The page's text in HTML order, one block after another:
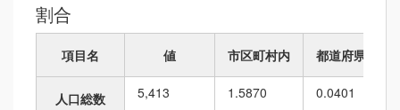
割合
項目名 値 市区町村内 都道府県内
人口総数 5,413 1.5870 0.0401